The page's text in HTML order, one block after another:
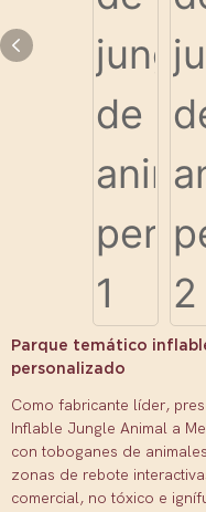
Parque temático
personalizado
Como fabricante líder,
Inflable Jungle Animal a
con toboganes de
zonas de rebote
comercial, no tóxico e